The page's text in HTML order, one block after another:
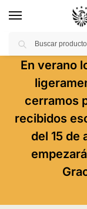
En verano
cerramos
recibidos
del 15 de